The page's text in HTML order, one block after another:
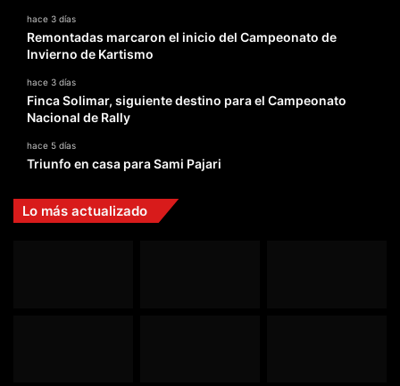
hace 3 días
Remontadas marcaron el inicio del Campeonato de
Invierno de Kartismo
hace 3 días
Finca Solimar, siguiente destino para el Campeonato
Nacional de Rally
hace 5 días
Triunfo en casa para Sami Pajari
Lo más actualizado